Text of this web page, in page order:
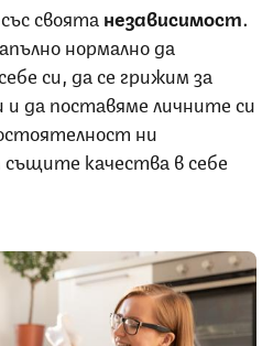
своята независимост.
нормално да
си, да се грижим за
да поставяме личните си
ни
същите качества в себе